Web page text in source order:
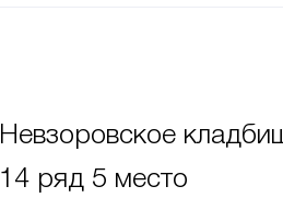
Невзоровское
14 ряд 5 место